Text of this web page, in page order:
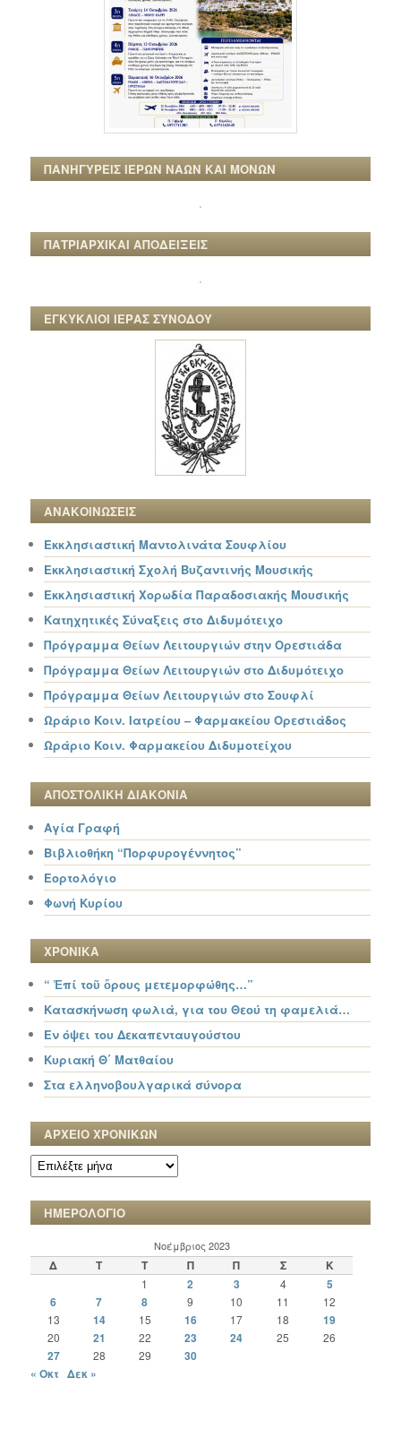
ΠΑΝΗΓΥΡΕΙΣ ΙΕΡΩΝ ΝΑΩΝ ΚΑΙ ΜΟΝΩΝ
ΠΑΤΡΙΑΡΧΙΚΑΙ ΑΠΟΔΕΙΞΕΙΣ
ΕΓΚΥΚΛΙΟΙ ΙΕΡΑΣ ΣΥΝΟΔΟΥ
ΑΝΑΚΟΙΝΩΣΕΙΣ
Εκκλησιαστική Μαντολινάτα Σουφλίου
Εκκλησιαστική Σχολή Βυζαντινής Μουσικής
Εκκλησιαστική Χορωδία Παραδοσιακής Μουσικής
Κατηχητικές Σύναξεις στο Διδυμότειχο
Πρόγραμμα Θείων Λειτουργιών στην Ορεστιάδα
Πρόγραμμα Θείων Λειτουργιών στο Διδυμότειχο
Πρόγραμμα Θείων Λειτουργιών στο Σουφλί
Ωράριο Κοιν. Ιατρείου – Φαρμακείου Ορεστιάδος
Ωράριο Κοιν. Φαρμακείου Διδυμοτείχου
ΑΠΟΣΤΟΛΙΚΗ ΔΙΑΚΟΝΙΑ
Αγία Γραφή
Βιβλιοθήκη “Πορφυρογέννητος”
Εορτολόγιο
Φωνή Κυρίου
ΧΡΟΝΙΚΑ
“ Ἐπί τοῦ ὄρους μετεμορφώθης…”
Κατασκήνωση φωλιά, για του Θεού τη φαμελιά…
Εν όψει του Δεκαπενταυγούστου
Κυριακή Θ΄ Ματθαίου
Στα ελληνοβουλγαρικά σύνορα
ΑΡΧΕΙΟ ΧΡΟΝΙΚΩΝ
ΑΡΧΕΙΟ
ΧΡΟΝΙΚΩΝ
ΗΜΕΡΟΛΟΓΙΟ
Νοέμβριος 2023
Δ Τ Τ Π Π Σ Κ
1 2 3 4
5
6
7 8 9 10 11
12
13
14 15 16 17 18 19
20 21 22 23 24 25 26
27 28 29
30
« Οκτ Δεκ »